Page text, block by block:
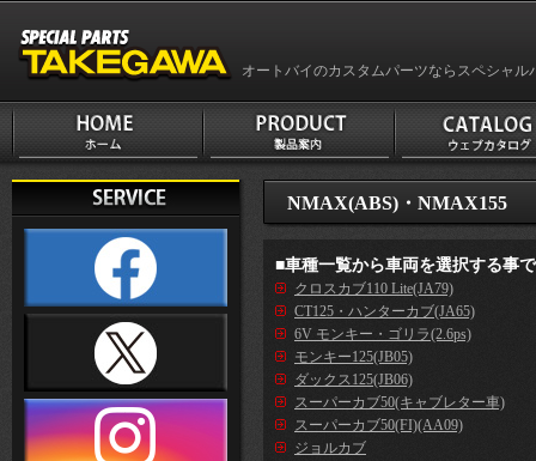
オートバイのカスタムパーツならスペシャル
NMAX(ABS)・NMAX155
■車種一覧から車両を選択する事
クロスカブ110 Lite(JA79)
CT125・ハンターカブ(JA65)
6V モンキー・ゴリラ(2.6ps)
モンキー125(JB05)
ダックス125(JB06)
スーパーカブ50(キャブレター車)
スーパーカブ50(FI)(AA09)
ジョルカブ